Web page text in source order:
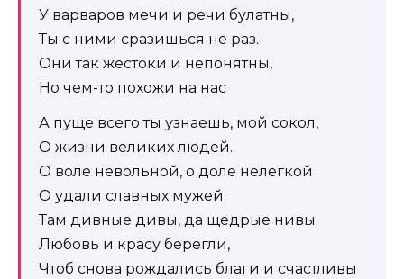
У варваров мечи и речи булатны,
Ты с ними сразишься не раз.
Они так жестоки и непонятны,
Но чем-то похожи на нас
А пуще всего ты узнаешь, мой сокол,
О жизни великих людей.
О воле невольной, о доле нелегкой
О удали славных мужей.
Там дивные дивы, да щедрые нивы
Любовь и красу берегли,
Чтоб снова рождались благи и счастливы